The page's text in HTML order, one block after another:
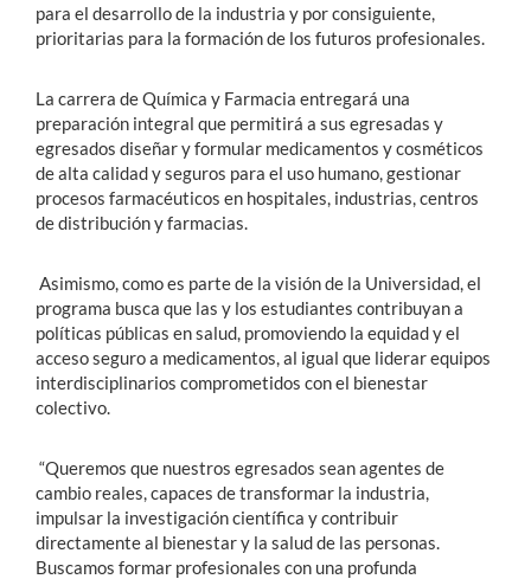
para el desarrollo de la industria y por consiguiente,
prioritarias para la formación de los futuros profesionales.
La carrera de Química y Farmacia entregará una
preparación integral que permitirá a sus egresadas y
egresados diseñar y formular medicamentos y cosméticos
de alta calidad y seguros para el uso humano, gestionar
procesos farmacéuticos en hospitales, industrias, centros
de distribución y farmacias.
Asimismo, como es parte de la visión de la Universidad, el
programa busca que las y los estudiantes contribuyan a
políticas públicas en salud, promoviendo la equidad y el
acceso seguro a medicamentos, al igual que liderar equipos
interdisciplinarios comprometidos con el bienestar
colectivo.
“Queremos que nuestros egresados sean agentes de
cambio reales, capaces de transformar la industria,
impulsar la investigación científica y contribuir
directamente al bienestar y la salud de las personas.
Buscamos formar profesionales con una profunda